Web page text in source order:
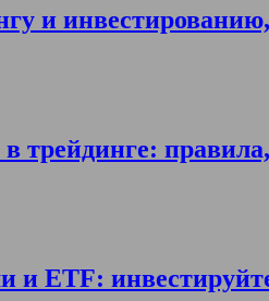
и
трейдинге:
и ETF: